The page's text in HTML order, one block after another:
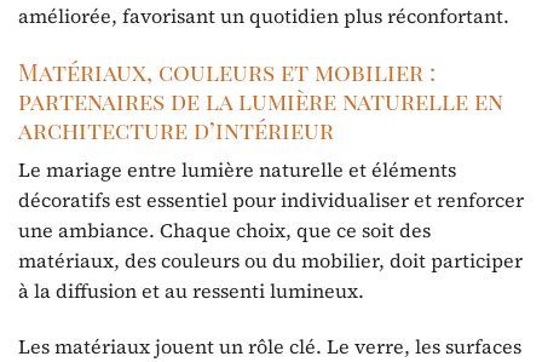
améliorée, favorisant un quotidien plus réconfortant.
Matériaux, couleurs et mobilier :
partenaires de la lumière naturelle en
architecture d’intérieur
Le mariage entre lumière naturelle et éléments
décoratifs est essentiel pour individualiser et renforcer
une ambiance. Chaque choix, que ce soit des
matériaux, des couleurs ou du mobilier, doit participer
à la diffusion et au ressenti lumineux.
Les matériaux jouent un rôle clé. Le verre, les surfaces